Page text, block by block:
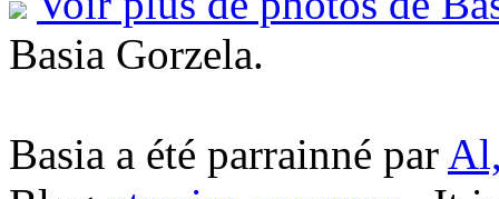
Basia Gorzela.
Basia a été parrainné par